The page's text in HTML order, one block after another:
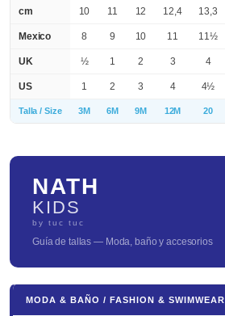
cm 10 11 12 12,4 13,3
Mexico 8 9 10 11 11½
UK ½ 1 2 3 4
US 1 2 3 4 4½
Talla / Size 3M 6M 9M 12M 20
NATH
KIDS
by tuc tuc
Guía de tallas — Moda, baño y accesorios
MODA & BAÑO / FASHION & SWIMWEAR